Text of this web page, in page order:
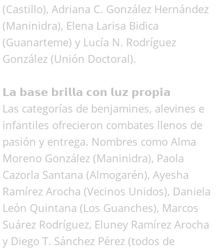
(Castillo), Adriana C. González Hernández
(Maninidra), Elena Larisa Bidica
(Guanarteme) y Lucía N. Rodríguez
González (Unión Doctoral).
𝗟𝗮 𝗯𝗮𝘀𝗲 𝗯𝗿𝗶𝗹𝗹𝗮 𝗰𝗼𝗻 𝗹𝘂𝘇 𝗽𝗿𝗼𝗽𝗶𝗮
Las categorías de benjamines, alevines e
infantiles ofrecieron combates llenos de
pasión y entrega. Nombres como Alma
Moreno González (Maninidra), Paola
Cazorla Santana (Almogarén), Ayesha
Ramírez Arocha (Vecinos Unidos), Daniela
León Quintana (Los Guanches), Marcos
Suárez Rodríguez, Eluney Ramírez Arocha
y Diego T. Sánchez Pérez (todos de